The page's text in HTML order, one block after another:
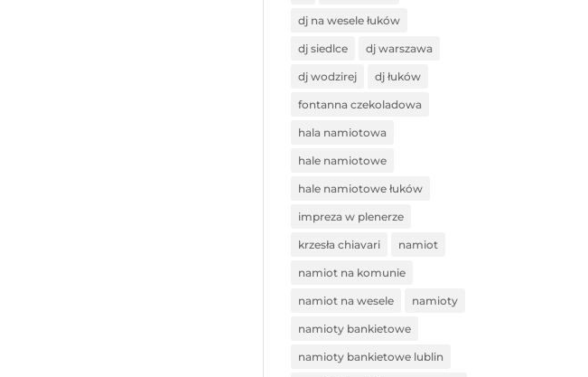
dj na wesele łuków
dj siedlce dj warszawa
dj wodzirej dj łuków
fontanna czekoladowa
hala namiotowa
hale namiotowe
hale namiotowe łuków
impreza w plenerze
krzesła chiavari namiot
namiot na komunie
namiot na wesele namioty
namioty bankietowe
namioty bankietowe lublin